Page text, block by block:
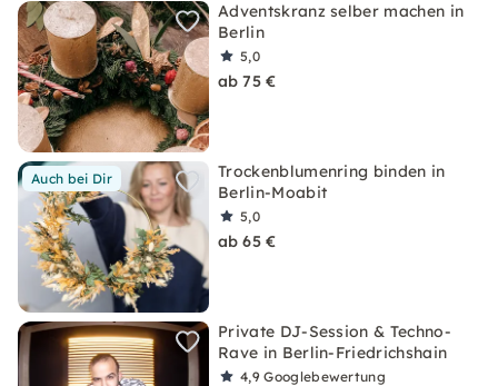
Adventskranz selber machen in
Berlin
5,0
ab 75 €
Auch bei Dir
Trockenblumenring binden in
Berlin-Moabit
5,0
ab 65 €
Private DJ-Session & Techno-
Rave in Berlin-Friedrichshain
4,9Googlebewertung